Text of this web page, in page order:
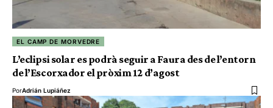
EL CAMP DE MORVEDRE
L’eclipsi solar es podrà seguir a Faura des de l’entorn
de l’Escorxador el pròxim 12 d’agost
PorAdrián Lupiáñez